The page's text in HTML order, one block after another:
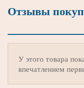
Отзывы
У этого товара
впечатлением